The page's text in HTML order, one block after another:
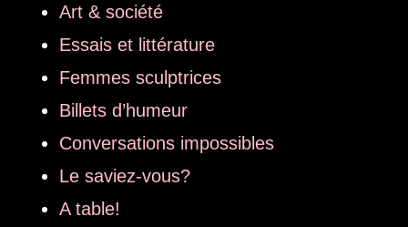
Art & société
Essais et littérature
Femmes sculptrices
Billets d’humeur
Conversations impossibles
Le saviez-vous?
A table!